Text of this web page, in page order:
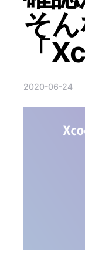
そ
「
2020-06-24